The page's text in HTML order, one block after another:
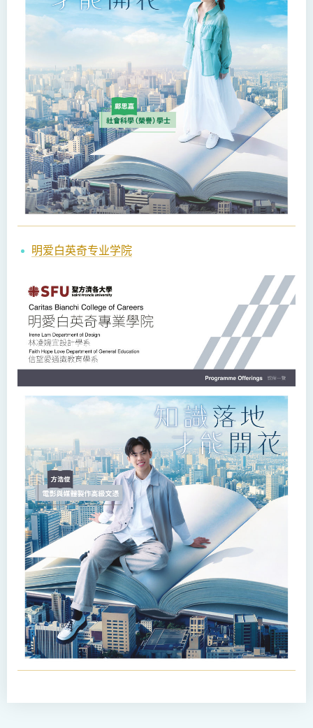
明爱白英奇专业学院